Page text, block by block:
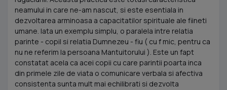
neamului in care ne-am nascut, si este esentiala in
dezvoltarea arminoasa a capacitatilor spirituale ale fiineti
umane. Iata un exemplu simplu, o paralela intre relatia
parinte - copil si relatia Dumnezeu - fiu ( cu f mic, pentru ca
nu ne referim la persoana Mantuitorului ). Este un fapt
constatat acela ca acei copii cu care parintii poarta inca
din primele zile de viata o comunicare verbala si afectiva
consistenta sunta mult mai echilibrati si dezvolta